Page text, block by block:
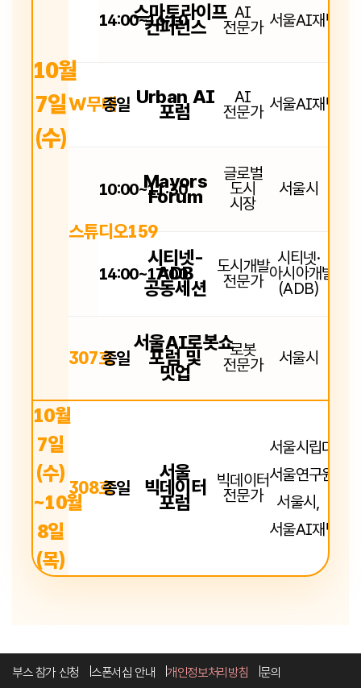
10월
7일
(수)
14:00~16:10
스마트라이프
컨퍼런스
AI
전문가 서울AI재단
W무대종일 Urban AI
포럼
AI
전문가 서울AI재단
스튜디오159
10:00~11:30
Mayors
Forum
글로벌
도시
시장
서울시
14:00~17:00
시티넷-
ADB
공동세션
도시개발
전문가
시티넷·
아시아개발은행
(ADB)
307호종일
서울AI로봇쇼
포럼 및
밋업
로봇
전문가 서울시
10월
7일
(수)
~10월
8일
(목)
308호종일
서울
빅데이터
포럼
빅데이터
전문가
서울시립대학
서울연구원
서울시,
서울AI재단
부스 참가 신청 스폰서십 안내 개인정보처리방침 문의